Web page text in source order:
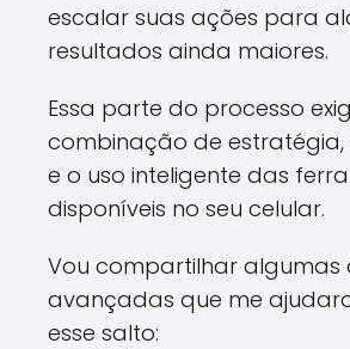
escalar suas ações para
resultados ainda maiores.
Essa parte do processo
combinação de estratégia,
e o uso inteligente das
disponíveis no seu celular.
Vou compartilhar algumas
avançadas que me
esse salto: